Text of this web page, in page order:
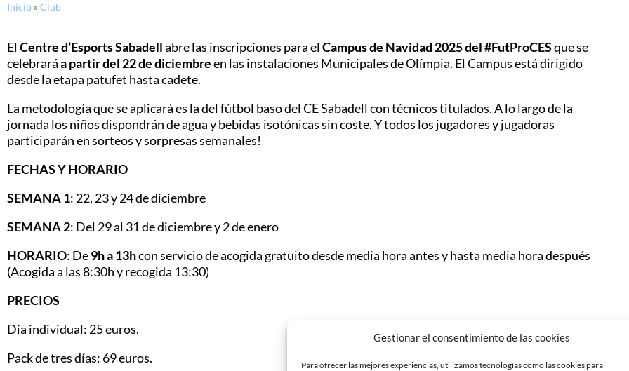
Gestionar el consentimiento de las cookies
Para ofrecer las mejores experiencias, utilizamos tecnologías como las cookies para
Inicio »Club
ElCentre d’Esports Sabadellabre las inscripciones para elCampus de Navidad 2025 del #FutProCESque se
celebraráa partir del 22 de diciembreen las instalaciones Municipales de Olímpia. El Campus está dirigido
desde la etapa patufet hasta cadete.
La metodología que se aplicará es la del fútbol baso del CE Sabadell con técnicos titulados. A lo largo de la
jornada los niños dispondrán de agua y bebidas isotónicas sin coste. Y todos los jugadores y jugadoras
participarán en sorteos y sorpresas semanales!
FECHAS Y HORARIO
SEMANA 1: 22, 23 y 24 de diciembre
SEMANA 2: Del 29 al 31 de diciembre y 2 de enero
HORARIO: De9h a 13hcon servicio de acogida gratuito desde media hora antes y hasta media hora después
(Acogida a las 8:30h y recogida 13:30)
PRECIOS
Día individual: 25 euros.
Pack de tres días: 69 euros.